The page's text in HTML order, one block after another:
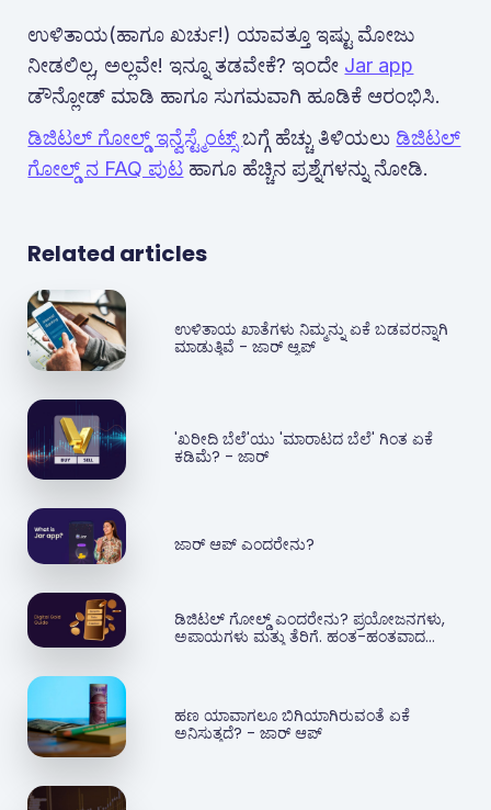
ಉಳಿತಾಯ(ಹಾಗೂ ಖರ್ಚು!) ಯಾವತ್ತೂ ಇಷ್ಟು ಮೋಜು
ನೀಡಲಿಲ್ಲ, ಅಲ್ಲವೇ! ಇನ್ನೂ ತಡವೇಕೆ? ಇಂದೇ Jar app
ಡೌನ್ಲೋಡ್ ಮಾಡಿ ಹಾಗೂ ಸುಗಮವಾಗಿ ಹೂಡಿಕೆ ಆರಂಭಿಸಿ.
ಡಿಜಿಟಲ್ ಗೋಲ್ಡ್ ಇನ್ವೆಸ್ಟ್ಮೆಂಟ್ಸ್ಬಗ್ಗೆ ಹೆಚ್ಚು ತಿಳಿಯಲು ಡಿಜಿಟಲ್
ಗೋಲ್ಡ್ ನ FAQ ಪುಟ ಹಾಗೂ ಹೆಚ್ಚಿನ ಪ್ರಶ್ನೆಗಳನ್ನು ನೋಡಿ.
Related articles
ಉಳಿತಾಯ ಖಾತೆಗಳು ನಿಮ್ಮನ್ನು ಏಕೆ ಬಡವರನ್ನಾಗಿ
ಮಾಡುತ್ತಿವೆ - ಜಾರ್ ಆ್ಯಪ್‌
'ಖರೀದಿ ಬೆಲೆ'ಯು 'ಮಾರಾಟದ ಬೆಲೆ' ಗಿಂತ ಏಕೆ
ಕಡಿಮೆ? - ಜಾರ್
ಜಾರ್ ಆಪ್ ಎಂದರೇನು?
ಡಿಜಿಟಲ್ ಗೋಲ್ಡ್ ಎಂದರೇನು? ಪ್ರಯೋಜನಗಳು,
ಅಪಾಯಗಳು ಮತ್ತು ತೆರಿಗೆ. ಹಂತ-ಹಂತವಾದ
ಹಣ ಯಾವಾಗಲೂ ಬಿಗಿಯಾಗಿರುವಂತೆ ಏಕೆ
ಅನಿಸುತ್ತದೆ? - ಜಾರ್ ಆಪ್